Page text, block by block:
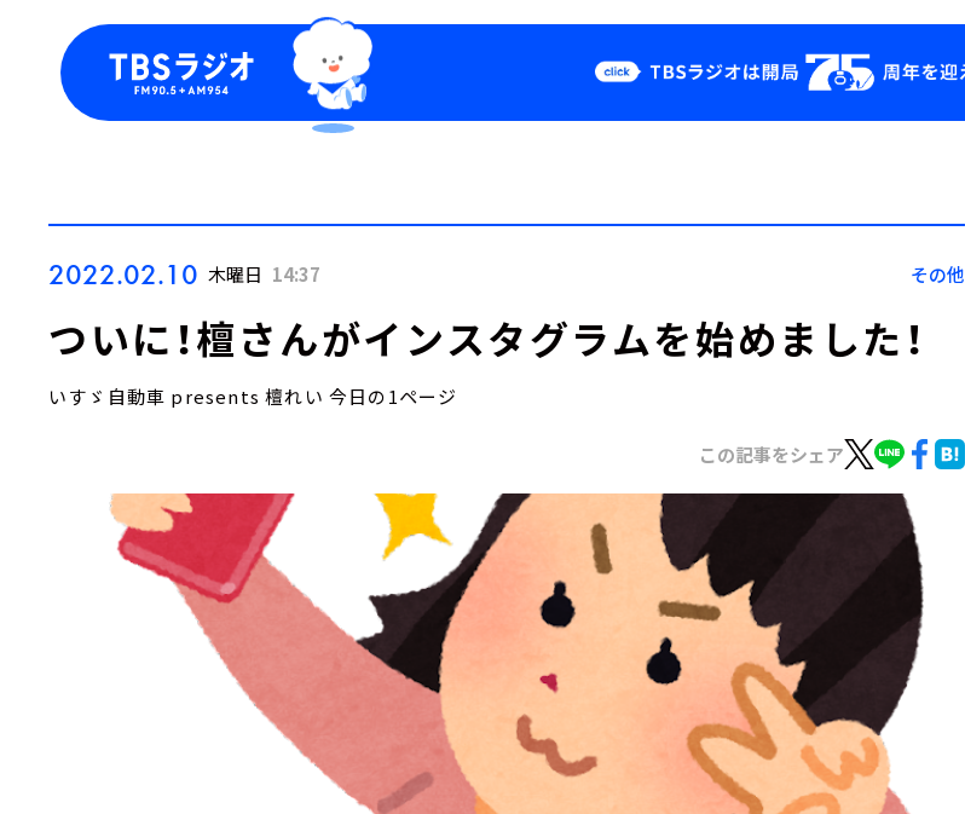
Podcast
YouTube
2022.02.10 木曜日 14:37 その他
ついに！檀さんがインスタグラムを始めました！
いすゞ自動車 presents 檀れい 今日の1ページ
この記事をシェア